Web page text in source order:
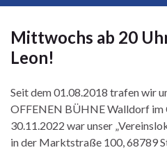
Mittwochs ab 20
Leon!
Seit dem 01.08.2018 trafen wir
OFFENEN BÜHNE Walldorf im
30.11.2022 war unser
in der Marktstraße 100, 68789